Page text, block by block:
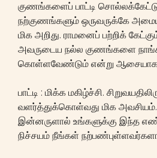
குணங்களைப் பாட்டி
நற்குணங்களும் ஒருவருக்கே
மிக அறிது. ராமனைப் பற்றிக்
அவருடைய நல்ல குணங்களை
கொள்ளவேண்டும் என்று ஆசையாக
பாட்டி : மிக்க மகிழ்ச்சி.
வளர்த்துக்கொள்வது மிக அவசியம்.
இன்னருளால் உங்களுக்கு இந்த
நிச்சயம் நீங்கள்